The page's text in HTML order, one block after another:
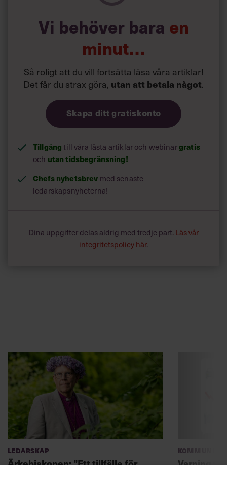
Vi behöver bara en
minut…
Så roligt att du vill fortsätta läsa våra artiklar!
Det får du strax göra, utan att betala något.
Skapa ditt gratiskonto
Tillgångtill våra låsta artiklar och webinargratis
och utan tidsbegränsning!
Chefs nyhetsbrev med senaste
ledarskapsnyheterna!
Dina uppgifter delas aldrig med tredje part. Läs vår
integritetspolicy här.
Ledarskap
Ärkebiskopen: ”Ett tillfälle för
ledare att visa sin kärna”